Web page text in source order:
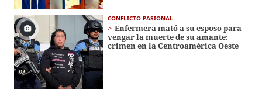
CONFLICTO PASIONAL
Enfermera mató a su esposo para
vengar la muerte de su amante:
crimen en la Centroamérica Oeste